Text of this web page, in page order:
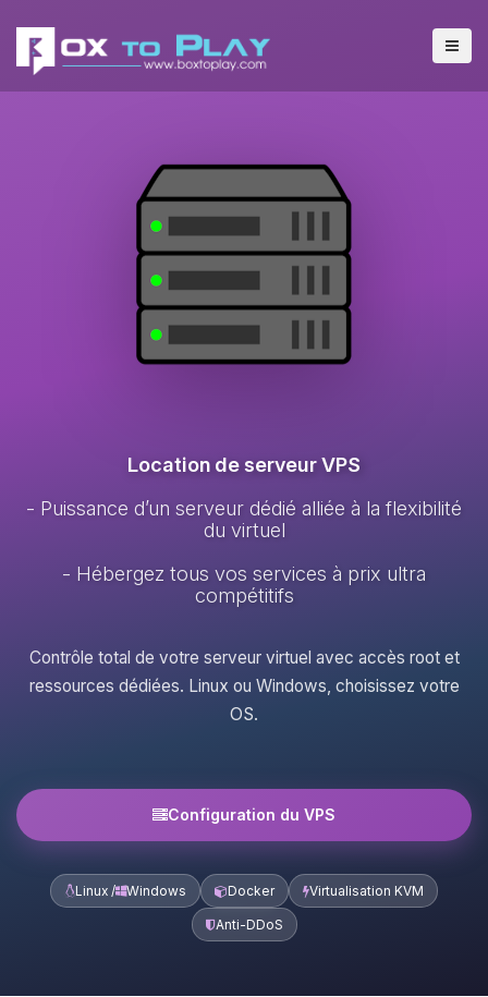
Location de serveur VPS
- Puissance d’un serveur dédié alliée à la flexibilité
du virtuel
- Hébergez tous vos services à prix ultra
compétitifs
Contrôle total de votre serveur virtuel avec accès root et
ressources dédiées. Linux ou Windows, choisissez votre
OS.
Configuration du VPS
Linux / Windows Docker Virtualisation KVM
Anti-DDoS